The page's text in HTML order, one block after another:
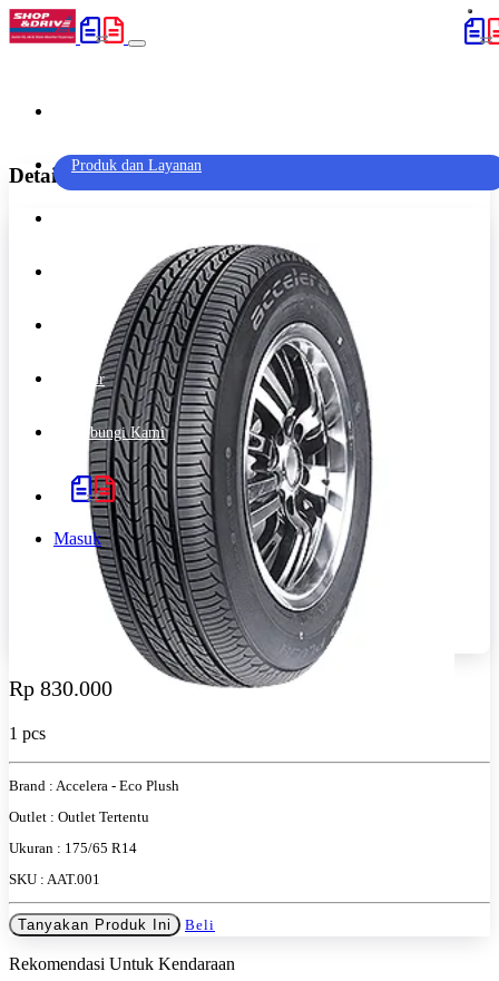
Produk dan Layanan
Karir
Hubungi Kami
Masuk
Detail Produk 'Accelera Eco Plush - 175/65 R14'
Rp 830.000
1 pcs
Brand : Accelera - Eco Plush
Outlet : Outlet Tertentu
Ukuran : 175/65 R14
SKU : AAT.001
Tanyakan Produk Ini Beli
Rekomendasi Untuk Kendaraan